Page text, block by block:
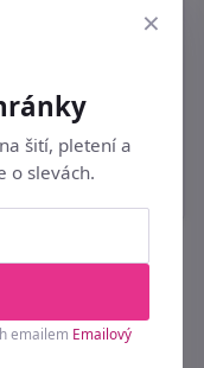
návin 23m
a slev 💌
na nové
×
šití, pletení a
o slevách.
emailem Emailový